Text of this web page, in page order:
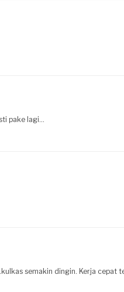
pake lagi...
semakin dingin. Kerja cepat